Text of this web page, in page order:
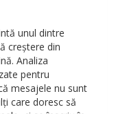
unul dintre
creștere din
Analiza
pentru
mesajele nu sunt
care doresc să